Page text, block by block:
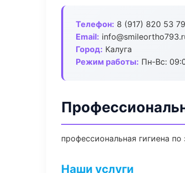
Телефон: 8 (917) 820 53 79
Email:
Город: Калуга
Режим работы: Пн-Вс:
профессиональная гигиена
Наши услуги